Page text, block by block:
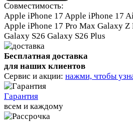
Совместимость:
Apple iPhone 17 Apple iPhone 17
Apple iPhone 17 Pro Max Galaxy Z
Galaxy S26 Galaxy S26 Plus
Бесплатная доставка
для наших клиентов
Сервис и акции: нажми, чтобы
Гарантия
всем и каждому